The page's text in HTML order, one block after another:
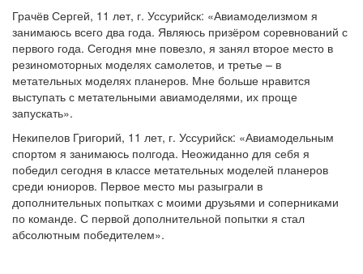
Грачёв Сергей, 11 лет, г. Уссурийск: «Авиамоделизмом я
занимаюсь всего два года. Являюсь призёром соревнований с
первого года. Сегодня мне повезло, я занял второе место в
резиномоторных моделях самолетов, и третье – в
метательных моделях планеров. Мне больше нравится
выступать с метательными авиамоделями, их проще
запускать».
Некипелов Григорий, 11 лет, г. Уссурийск: «Авиамодельным
спортом я занимаюсь полгода. Неожиданно для себя я
победил сегодня в классе метательных моделей планеров
среди юниоров. Первое место мы разыграли в
дополнительных попытках с моими друзьями и соперниками
по команде. С первой дополнительной попытки я стал
абсолютным победителем».